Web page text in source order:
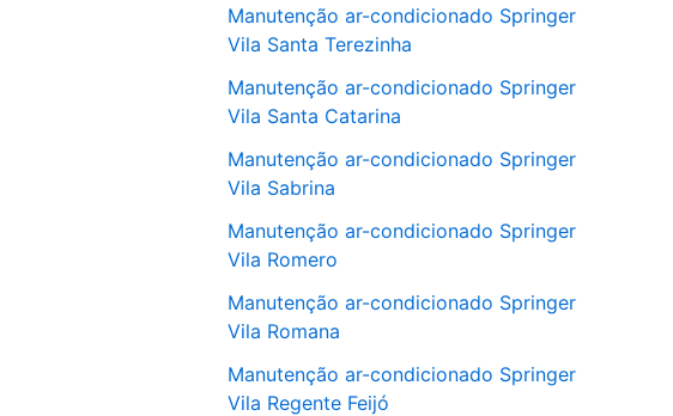
Manutenção ar-condicionado Springer
Vila Santa Terezinha
Manutenção ar-condicionado Springer
Vila Santa Catarina
Manutenção ar-condicionado Springer
Vila Sabrina
Manutenção ar-condicionado Springer
Vila Romero
Manutenção ar-condicionado Springer
Vila Romana
Manutenção ar-condicionado Springer
Vila Regente Feijó